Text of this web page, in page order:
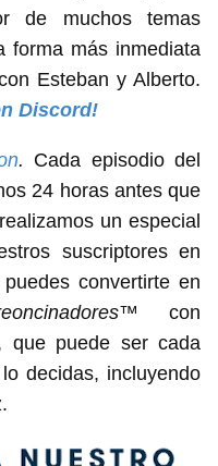
de muchos temas
forma más inmediata
Esteban y Alberto.
Discord!
. Cada episodio del
24 horas antes que
un especial
suscriptores en
convertirte en
™ con
que puede ser cada
decidas, incluyendo